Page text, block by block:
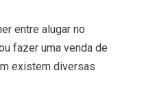
entre alugar no
fazer uma venda de
existem diversas